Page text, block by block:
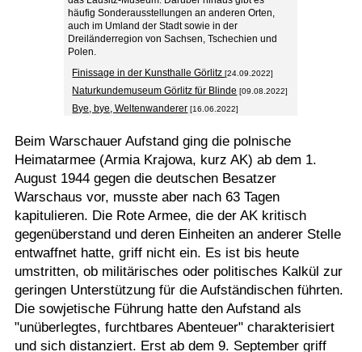
häufig Sonderausstellungen an anderen Orten,
auch im Umland der Stadt sowie in der
Dreiländerregion von Sachsen, Tschechien und
Polen.
Finissage in der Kunsthalle Görlitz[24.09.2022]
Naturkundemuseum Görlitz für Blinde [09.08.2022]
Bye, bye, Weltenwanderer [16.06.2022]
Beim Warschauer Aufstand ging die polnische
Heimatarmee (Armia Krajowa, kurz AK) ab dem 1.
August 1944 gegen die deutschen Besatzer
Warschaus vor, musste aber nach 63 Tagen
kapitulieren. Die Rote Armee, die der AK kritisch
gegenüberstand und deren Einheiten an anderer Stelle
entwaffnet hatte, griff nicht ein. Es ist bis heute
umstritten, ob militärisches oder politisches Kalkül zur
geringen Unterstützung für die Aufständischen führten.
Die sowjetische Führung hatte den Aufstand als
"unüberlegtes, furchtbares Abenteuer" charakterisiert
und sich distanziert. Erst ab dem 9. September griff